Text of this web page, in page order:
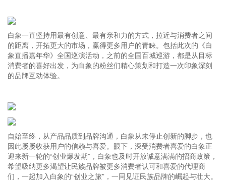
白象一直坚持用最有创意、最有亲和力的方式，拉近与消费者之间
的距离，开拓更大的市场，赢得更多用户的青睐。包括此次的《白
象直播嘉年华》全国巡演活动，之前的全国百城巡游，都是从目标
消费者的喜好出发，为白象的粉丝们精心策划和打造一次印象深刻
的品牌互动体验。
自始至终，从产品品质到品牌沟通，白象从未停止创新的脚步，也
因此屡屡收获用户的信赖与喜爱。眼下，深受消费者喜爱的白象正
迎来新一轮的“创业爆发期”，白象也及时开放诚意满满的招商政策，
希望吸纳更多渴望让民族品牌被更多消费者认可和喜爱的代理商
们，一起加入白象的“创业之旅”，一同见证民族品牌的崛起与壮大。